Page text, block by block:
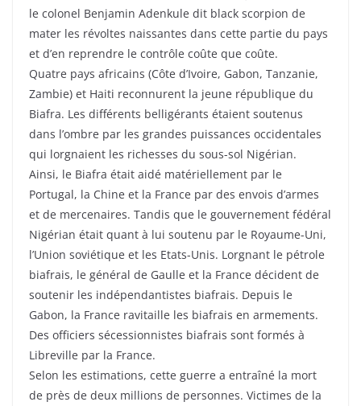
le colonel Benjamin Adenkule dit black scorpion de
mater les révoltes naissantes dans cette partie du pays
et d’en reprendre le contrôle coûte que coûte.
Quatre pays africains (Côte d’Ivoire, Gabon, Tanzanie,
Zambie) et Haiti reconnurent la jeune république du
Biafra. Les différents belligérants étaient soutenus
dans l’ombre par les grandes puissances occidentales
qui lorgnaient les richesses du sous-sol Nigérian.
Ainsi, le Biafra était aidé matériellement par le
Portugal, la Chine et la France par des envois d’armes
et de mercenaires. Tandis que le gouvernement fédéral
Nigérian était quant à lui soutenu par le Royaume-Uni,
l’Union soviétique et les Etats-Unis. Lorgnant le pétrole
biafrais, le général de Gaulle et la France décident de
soutenir les indépendantistes biafrais. Depuis le
Gabon, la France ravitaille les biafrais en armements.
Des officiers sécessionnistes biafrais sont formés à
Libreville par la France.
Selon les estimations, cette guerre a entraîné la mort
de près de deux millions de personnes. Victimes de la